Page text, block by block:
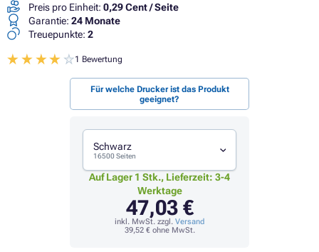
Preis pro Einheit: 0,29 Cent / Seite
Garantie: 24 Monate
Treuepunkte: 2
1 Bewertung
Für welche Drucker ist das Produkt
geeignet?
Schwarz
16500 Seiten
Auf Lager 1 Stk., Lieferzeit: 3-4
Werktage
47,03 €
inkl. MwSt. zzgl. Versand
39,52 €ohne MwSt.